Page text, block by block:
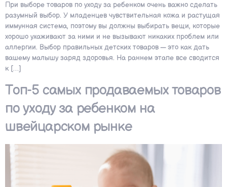
При выборе товаров по уходу за ребенком очень важно сделать
разумный выбор. У младенцев чувствительная кожа и растущая
иммунная система, поэтому вы должны выбирать вещи, которые
хорошо ухаживают за ними и не вызывают никаких проблем или
аллергии. Выбор правильных детских товаров — это как дать
вашему малышу заряд здоровья. На раннем этапе все сводится
к […]
Топ-5 самых продаваемых товаров
по уходу за ребенком на
швейцарском рынке